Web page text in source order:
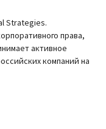
Strategies.
права,
активное
компаний на